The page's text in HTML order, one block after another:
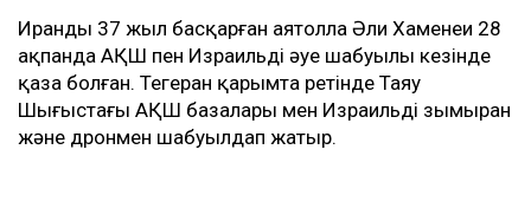
Иранды 37 жыл басқарған аятолла Әли Хаменеи 28
ақпанда АҚШ пен Израильдің әуе шабуылы кезінде
қаза болған. Тегеран қарымта ретінде Таяу
Шығыстағы АҚШ базалары мен Израильді зымыран
және дронмен шабуылдап жатыр.